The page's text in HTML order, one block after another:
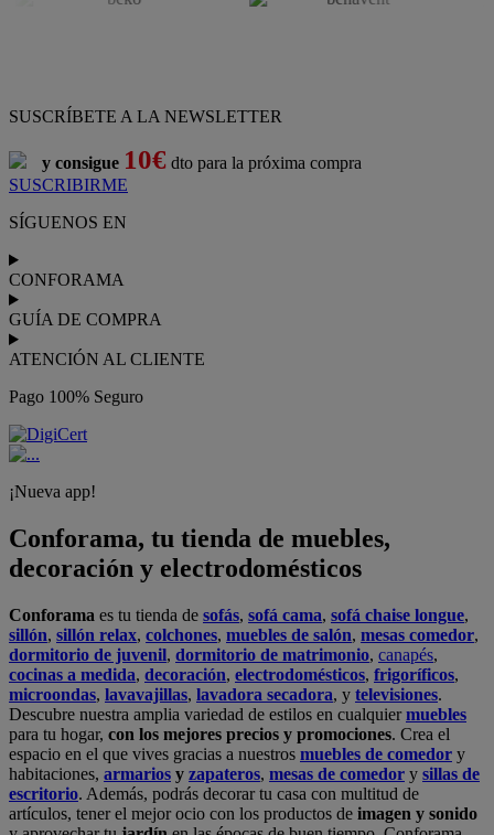
SUSCRÍBETE A LA NEWSLETTER
y consigue 10€ dto para la próxima compra
SUSCRIBIRME
SÍGUENOS EN
CONFORAMA
GUÍA DE COMPRA
ATENCIÓN AL CLIENTE
Pago 100% Seguro
¡Nueva app!
Conforama, tu tienda de muebles,
decoración y electrodomésticos
Conforama es tu tienda de sofás, sofá cama, sofá chaise longue,
sillón, sillón relax, colchones, muebles de salón, mesas comedor,
dormitorio de juvenil, dormitorio de matrimonio, canapés,
cocinas a medida, decoración, electrodomésticos, frigoríficos,
microondas, lavavajillas, lavadora secadora, y televisiones.
Descubre nuestra amplia variedad de estilos en cualquiermuebles
para tu hogar, con los mejores precios y promociones. Crea el
espacio en el que vives gracias a nuestros muebles de comedor y
habitaciones, armarios y zapateros, mesas de comedor y sillas de
escritorio. Además, podrás decorar tu casa con multitud de
artículos, tener el mejor ocio con los productos de imagen y sonido